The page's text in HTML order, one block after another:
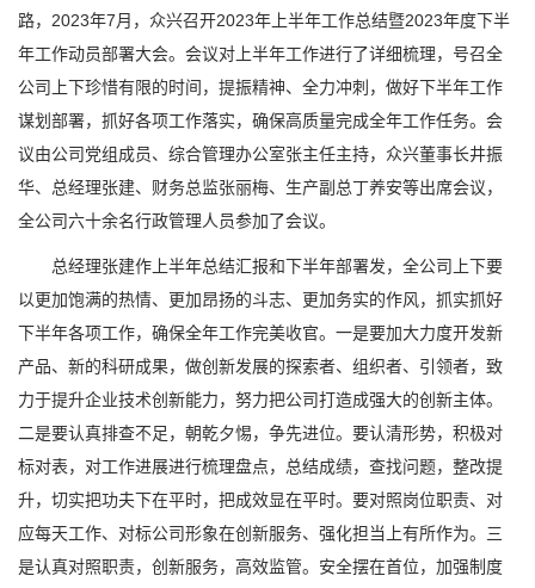
路，2023年7月，众兴召开2023年上半年工作总结暨2023年度下半
年工作动员部署大会。会议对上半年工作进行了详细梳理，号召全
公司上下珍惜有限的时间，提振精神、全力冲刺，做好下半年工作
谋划部署，抓好各项工作落实，确保高质量完成全年工作任务。会
议由公司党组成员、综合管理办公室张主任主持，众兴董事长井振
华、总经理张建、财务总监张丽梅、生产副总丁养安等出席会议，
全公司六十余名行政管理人员参加了会议。
总经理张建作上半年总结汇报和下半年部署发，全公司上下要
以更加饱满的热情、更加昂扬的斗志、更加务实的作风，抓实抓好
下半年各项工作，确保全年工作完美收官。一是要加大力度开发新
产品、新的科研成果，做创新发展的探索者、组织者、引领者，致
力于提升企业技术创新能力，努力把公司打造成强大的创新主体。
二是要认真排查不足，朝乾夕惕，争先进位。要认清形势，积极对
标对表，对工作进展进行梳理盘点，总结成绩，查找问题，整改提
升，切实把功夫下在平时，把成效显在平时。要对照岗位职责、对
应每天工作、对标公司形象在创新服务、强化担当上有所作为。三
是认真对照职责，创新服务，高效监管。安全摆在首位，加强制度